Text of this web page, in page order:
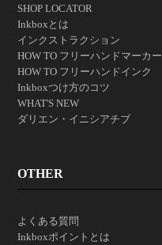
SHOP LOCATOR
Inkboxとは
インクストラクション
HOW TO フリーハンドマーカー
HOW TO フリーハンドインク
Inkboxつけ方のコツ
WHAT'S NEW
ダリエン・イニシアチブ
OTHER
よくある質問
Inkboxポイントとは